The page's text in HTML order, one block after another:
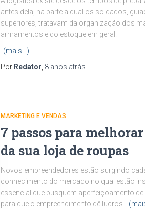
antes dela, na parte a qual os soldados,
superiores, tratavam da organização dos
armamentos e do estoque em geral.
(mais…)
Por Redator 8 anos atrás
MARKETING E VENDAS
7 passos para
da sua loja de roupas
Novos empreendedores estão surgindo
conhecimento do mercado no qual estão
essencial que busquem aperfeiçoamento
para que o empreendimento dê lucros.